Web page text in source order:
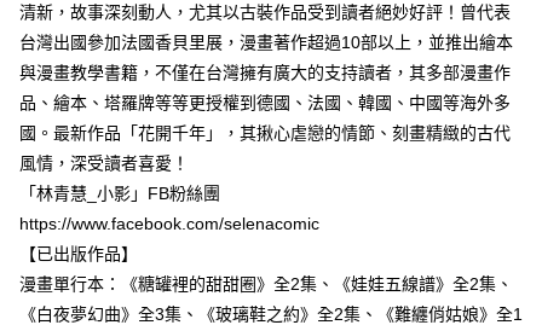
※ 請注意：結帳手續完成當下不需立刻繳費，但若您需要取消訂單，請聯絡
購買商品的店家。未經商家同意取消之訂單仍視為有效，需透過AFTEE先享
後付繳納相關費用。
※ 交易是否成功請以「AFTEE先享後付 」之結帳頁面顯示為準，若有關於
是否繳費成功／繳費後需取消欲退款等相關疑問，請聯繫「AFTEE先享後付
【注意事項】
１．透過由恩沛科技股份有限公司提供之「AFTEE先享後付」服務完成之交
易，需依本服務之必要範圍內提供個人資料，並將交易相關給付款項請求債
權轉讓予恩沛科技股份有限公司。
２．關於個人資料處理事宜，請瀏覽以下網址：
３．未成年的使用者請事先徵得法定代理人或監護人之同意方可使用
「AFTEE先享後付」，若未經同意申辦者引起之損失，本公司不負相關責
每筆NT$80，滿NT$500(含以上)免運費
付款後萊爾富取貨
每筆NT$80，滿NT$500(含以上)免運費
7-11取貨付款
每筆NT$80，滿NT$500(含以上)免運費
付款後7-11取貨
每筆NT$80，滿NT$500(含以上)免運費
宅配
清新，故事深刻動人，尤其以古裝作品受到讀者絕妙好評！曾代表
台灣出國參加法國香貝里展，漫畫著作超過10部以上，並推出繪本
與漫畫教學書籍，不僅在台灣擁有廣大的支持讀者，其多部漫畫作
品、繪本、塔羅牌等等更授權到德國、法國、韓國、中國等海外多
國。最新作品「花開千年」，其揪心虐戀的情節、刻畫精緻的古代
風情，深受讀者喜愛！
「林青慧_小影」FB粉絲團
https://www.facebook.com/selenacomic
【已出版作品】
漫畫單行本：《糖罐裡的甜甜圈》全2集、《娃娃五線譜》全2集、
《白夜夢幻曲》全3集、《玻璃鞋之約》全2集、《難纏俏姑娘》全1